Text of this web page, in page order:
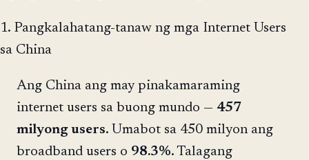
1. Pangkalahatang-tanaw ng mga Internet Users
sa China
Ang China ang may pinakamaraming
internet users sa buong mundo — 457
milyong users. Umabot sa 450 milyon ang
broadband users o 98.3%. Talagang